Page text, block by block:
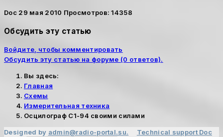
Doc 29 мая 2010 Просмотров: 14358
Обсудить эту статью
Войдите, чтобы комментировать
Обсудить эту статью на форуме (0 ответов).
Вы здесь:
Главная
Cхемы
Измерительная техника
Осцилограф С1-94 своими силами
Designed by admin@radio-portal.su. Technical support Doc